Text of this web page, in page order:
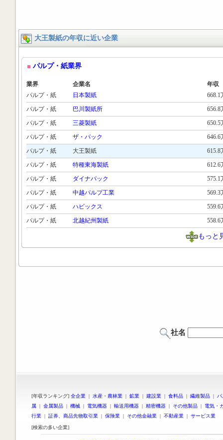
大王製紙の年収に近い企業
パルプ・紙業界
業界 企業名
年収
パルプ・紙
日本製紙
668.1
パルプ・紙
巴川製紙所
656.8
パルプ・紙
三菱製紙
650.5
パルプ・紙
ザ・パック
646.6
パルプ・紙
大王製紙
615.8
パルプ・紙
特種東海製紙
612.6
パルプ・紙
ダイナパック
575.1
パルプ・紙
中越パルプ工業
569.3
パルプ・紙
ハビックス
559.6
パルプ・紙
北越紀州製紙 558.6
もっと
社名
[年収ランキング] 全企業 | 水産・農林業 | 鉱業 | 建設業 | 食料品 | 繊維製品 |
属 | 金属製品 | 機械 | 電気機器 | 輸送用機器 | 精密機器 | その他製品 | 電気・
行業 | 証券、商品先物取引業 | 保険業 | その他金融業 | 不動産業 | サービス業
[検索の多い企業]